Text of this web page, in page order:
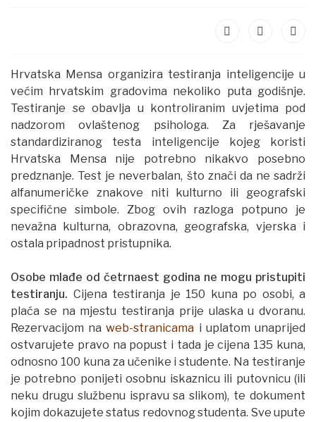
Hrvatska Mensa organizira testiranja inteligencije u
većim hrvatskim gradovima nekoliko puta godišnje.
Testiranje se obavlja u kontroliranim uvjetima pod
nadzorom ovlaštenog psihologa. Za rješavanje
standardiziranog testa inteligencije kojeg koristi
Hrvatska Mensa nije potrebno nikakvo posebno
predznanje. Test je neverbalan, što znači da ne sadrži
alfanumeričke znakove niti kulturno ili geografski
specifične simbole. Zbog ovih razloga potpuno je
nevažna kulturna, obrazovna, geografska, vjerska i
ostala pripadnost pristupnika.
Osobe mlađe od četrnaest godina ne mogu pristupiti
testiranju. Cijena testiranja je 150 kuna po osobi, a
plaća se na mjestu testiranja prije ulaska u dvoranu.
Rezervacijom naweb-stranicama i uplatom unaprijed
ostvarujete pravo na popust i tada je cijena 135 kuna,
odnosno 100 kuna za učenike i studente. Na testiranje
je potrebno ponijeti osobnu iskaznicu ili putovnicu (ili
neku drugu službenu ispravu sa slikom), te dokument
kojim dokazujete status redovnog studenta. Sve upute